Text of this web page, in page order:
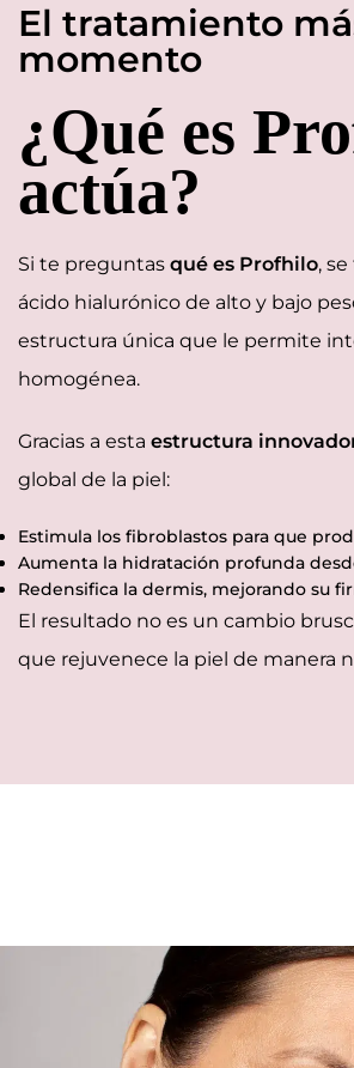
El tratamiento
momento
¿Qué es
actúa?
Si te preguntas qué es Profhilo,
ácido hialurónico de alto y bajo
estructura única que le permite
homogénea.
Gracias a esta estructura
global de la piel:
Estimula los fibroblastos para que
Aumenta la hidratación profunda
Redensifica la dermis, mejorando su
El resultado no es un cambio
que rejuvenece la piel de manera